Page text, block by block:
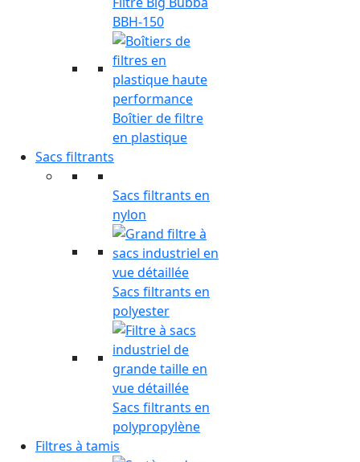
BBH-150
Boîtier de filtre
en plastique
Sacs filtrants
Sacs filtrants en
nylon
Sacs filtrants en
polyester
Sacs filtrants en
polypropylène
Filtres à tamis